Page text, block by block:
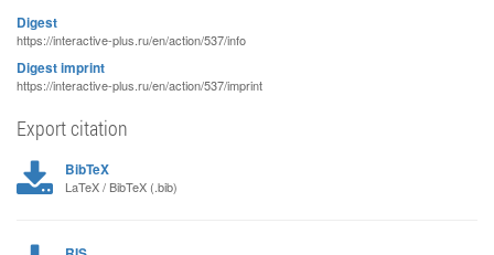
Digest
https://interactive-plus.ru/en/action/537/info
Digest imprint
https://interactive-plus.ru/en/action/537/imprint
Export citation
BibTeX
LaTeX / BibTeX (.bib)